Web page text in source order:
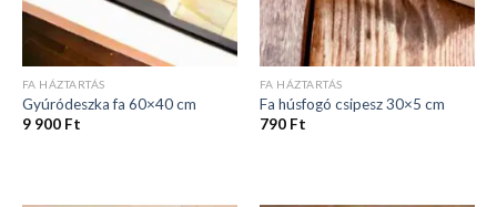
FA HÁZTARTÁS
Gyúródeszka fa 60×40 cm
9 900 Ft
FA HÁZTARTÁS
Fa húsfogó csipesz 30×5 cm
790 Ft